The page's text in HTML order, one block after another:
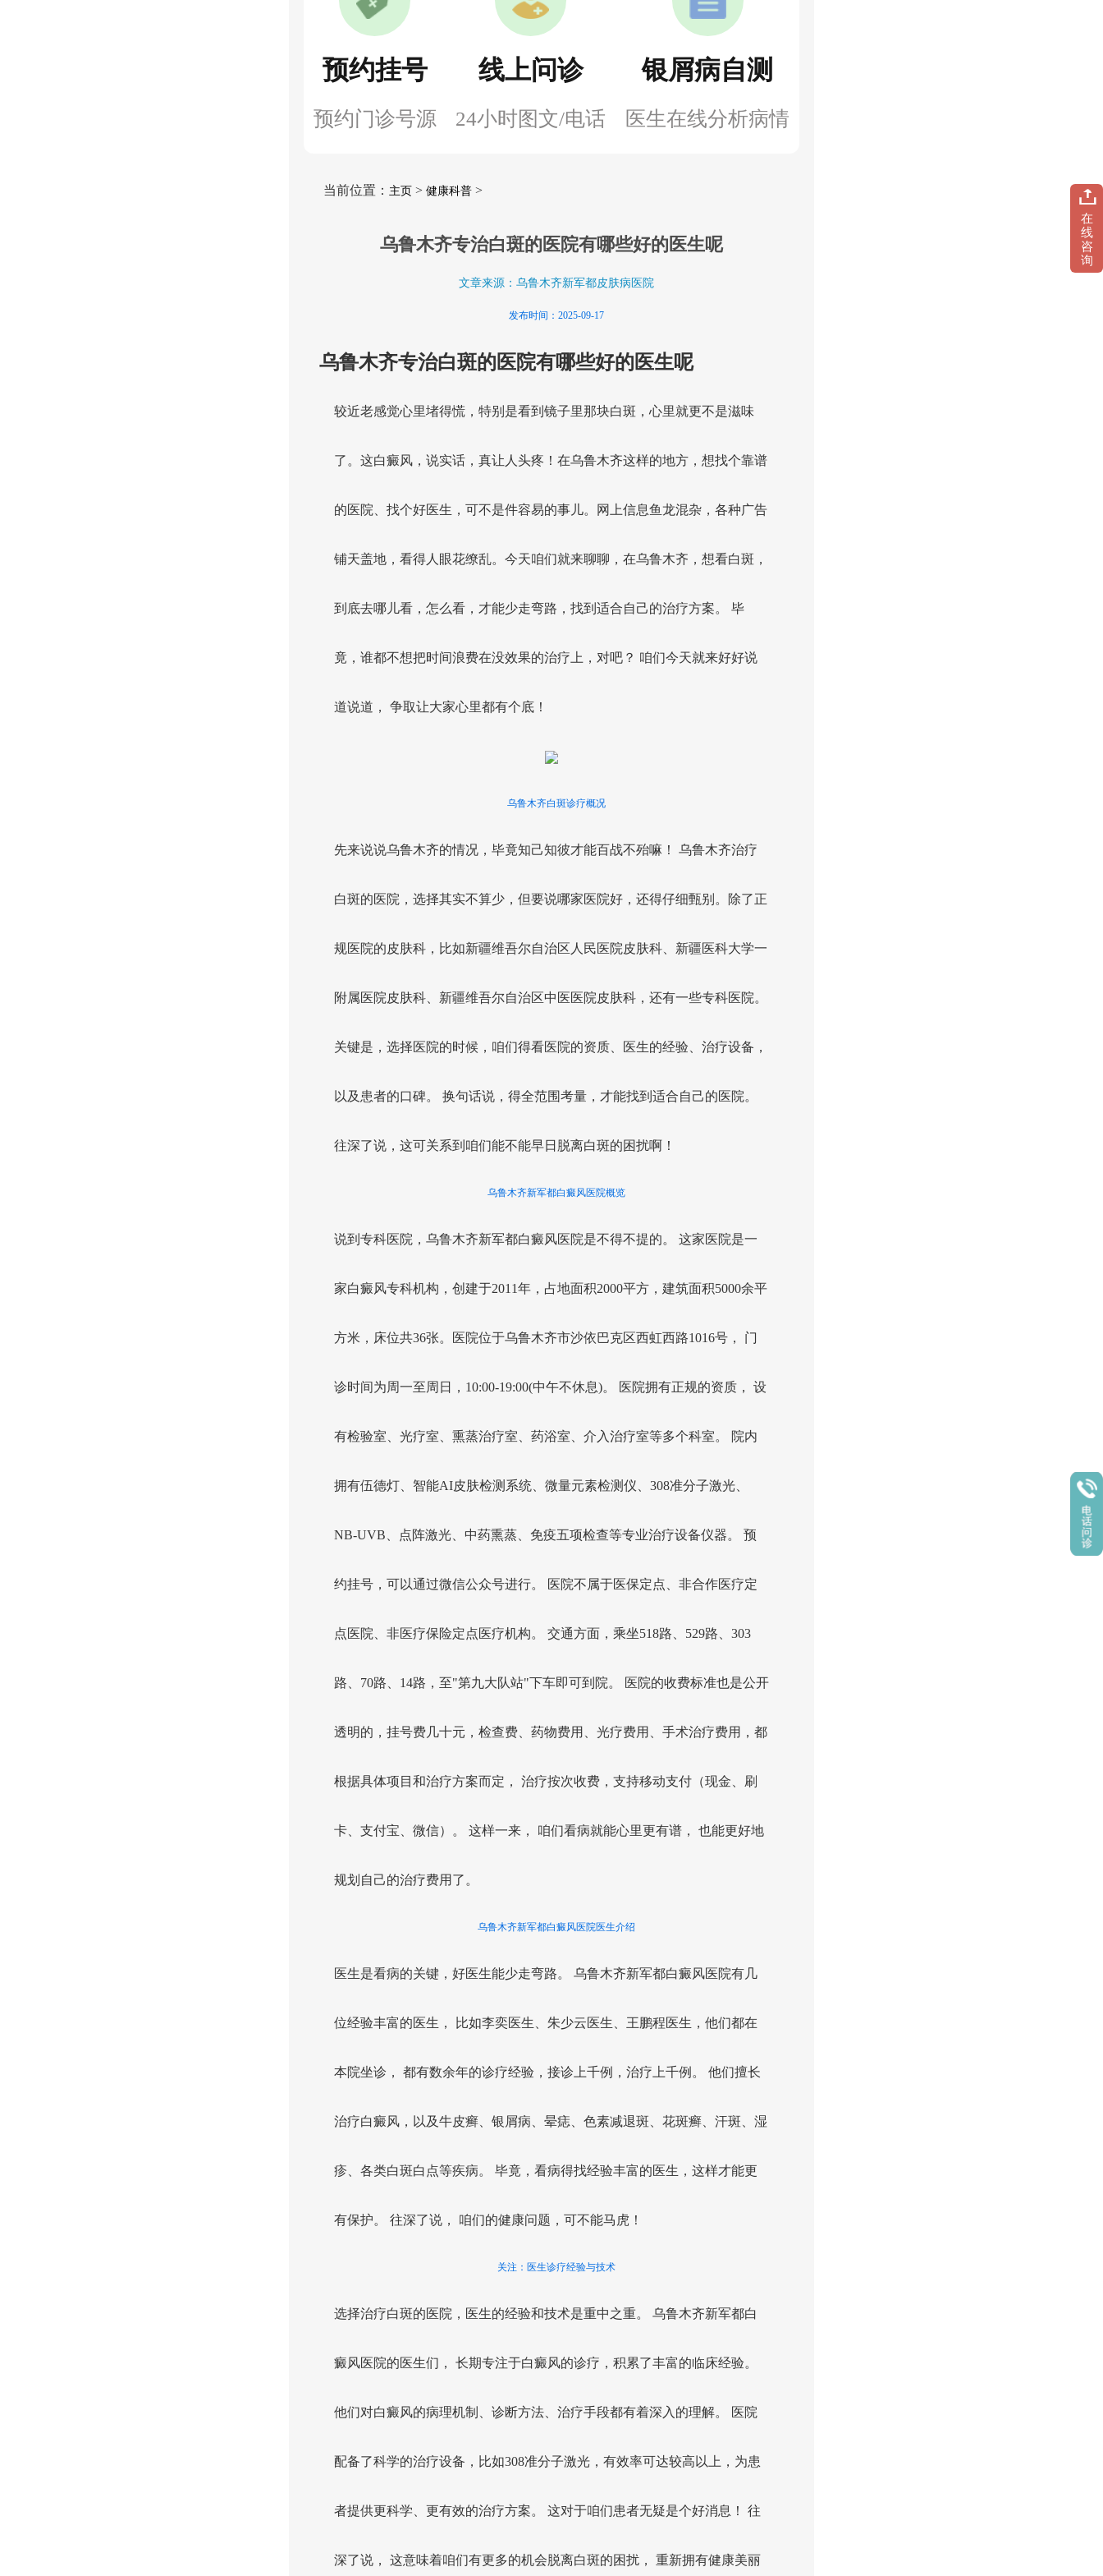
预约挂号
预约门诊号源
线上问诊
24小时图文/电话
银屑病自测
医生在线分析病情
当前位置： 主页> 健康科普>
乌鲁木齐专治白斑的医院有哪些好的医生呢
文章来源：乌鲁木齐新军都皮肤病医院
发布时间：2025-09-17
乌鲁木齐专治白斑的医院有哪些好的医生呢
较近老感觉心里堵得慌，特别是看到镜子里那块白斑，心里就更不是滋味
了。这白癜风，说实话，真让人头疼！在乌鲁木齐这样的地方，想找个靠谱
的医院、找个好医生，可不是件容易的事儿。网上信息鱼龙混杂，各种广告
铺天盖地，看得人眼花缭乱。今天咱们就来聊聊，在乌鲁木齐，想看白斑，
到底去哪儿看，怎么看，才能少走弯路，找到适合自己的治疗方案。 毕
竟，谁都不想把时间浪费在没效果的治疗上，对吧？ 咱们今天就来好好说
道说道， 争取让大家心里都有个底！
乌鲁木齐白斑诊疗概况
先来说说乌鲁木齐的情况，毕竟知己知彼才能百战不殆嘛！ 乌鲁木齐治疗
白斑的医院，选择其实不算少，但要说哪家医院好，还得仔细甄别。除了正
规医院的皮肤科，比如新疆维吾尔自治区人民医院皮肤科、新疆医科大学一
附属医院皮肤科、新疆维吾尔自治区中医医院皮肤科，还有一些专科医院。
关键是，选择医院的时候，咱们得看医院的资质、医生的经验、治疗设备，
以及患者的口碑。 换句话说，得全范围考量，才能找到适合自己的医院。
往深了说，这可关系到咱们能不能早日脱离白斑的困扰啊！
乌鲁木齐新军都白癜风医院概览
说到专科医院，乌鲁木齐新军都白癜风医院是不得不提的。 这家医院是一
家白癜风专科机构，创建于2011年，占地面积2000平方，建筑面积5000余平
方米，床位共36张。医院位于乌鲁木齐市沙依巴克区西虹西路1016号， 门
诊时间为周一至周日，10:00-19:00(中午不休息)。 医院拥有正规的资质， 设
有检验室、光疗室、熏蒸治疗室、药浴室、介入治疗室等多个科室。 院内
拥有伍德灯、智能AI皮肤检测系统、微量元素检测仪、308准分子激光、
NB-UVB、点阵激光、中药熏蒸、免疫五项检查等专业治疗设备仪器。 预
约挂号，可以通过微信公众号进行。 医院不属于医保定点、非合作医疗定
点医院、非医疗保险定点医疗机构。 交通方面，乘坐518路、529路、303
路、70路、14路，至"第九大队站"下车即可到院。 医院的收费标准也是公开
透明的，挂号费几十元，检查费、药物费用、光疗费用、手术治疗费用，都
根据具体项目和治疗方案而定， 治疗按次收费，支持移动支付（现金、刷
卡、支付宝、微信）。 这样一来， 咱们看病就能心里更有谱， 也能更好地
规划自己的治疗费用了。
乌鲁木齐新军都白癜风医院医生介绍
医生是看病的关键，好医生能少走弯路。 乌鲁木齐新军都白癜风医院有几
位经验丰富的医生， 比如李奕医生、朱少云医生、王鹏程医生，他们都在
本院坐诊， 都有数余年的诊疗经验，接诊上千例，治疗上千例。 他们擅长
治疗白癜风，以及牛皮癣、银屑病、晕痣、色素减退斑、花斑癣、汗斑、湿
疹、各类白斑白点等疾病。 毕竟，看病得找经验丰富的医生，这样才能更
有保护。 往深了说， 咱们的健康问题，可不能马虎！
关注：医生诊疗经验与技术
选择治疗白斑的医院，医生的经验和技术是重中之重。 乌鲁木齐新军都白
癜风医院的医生们， 长期专注于白癜风的诊疗，积累了丰富的临床经验。
他们对白癜风的病理机制、诊断方法、治疗手段都有着深入的理解。 医院
配备了科学的治疗设备，比如308准分子激光，有效率可达较高以上，为患
者提供更科学、更有效的治疗方案。 这对于咱们患者无疑是个好消息！ 往
深了说， 这意味着咱们有更多的机会脱离白斑的困扰， 重新拥有健康美丽
在
线
咨
询